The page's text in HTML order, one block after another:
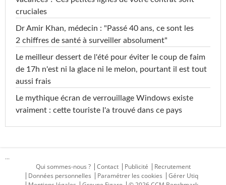
cruciales
Dr Amir Khan, médecin : "Passé 40 ans, ce sont les
2 chiffres de santé à surveiller absolument"
Le meilleur dessert de l'été pour éviter le coup de faim
de 17h n'est ni la glace ni le melon, pourtant il est tout
aussi frais
Le mythique écran de verrouillage Windows existe
vraiment : cette touriste l'a trouvé dans ce pays
...
Qui sommes-nous ?
Contact Publicité
Recrutement
Données personnelles
Paramétrer les cookies
Gérer Utiq